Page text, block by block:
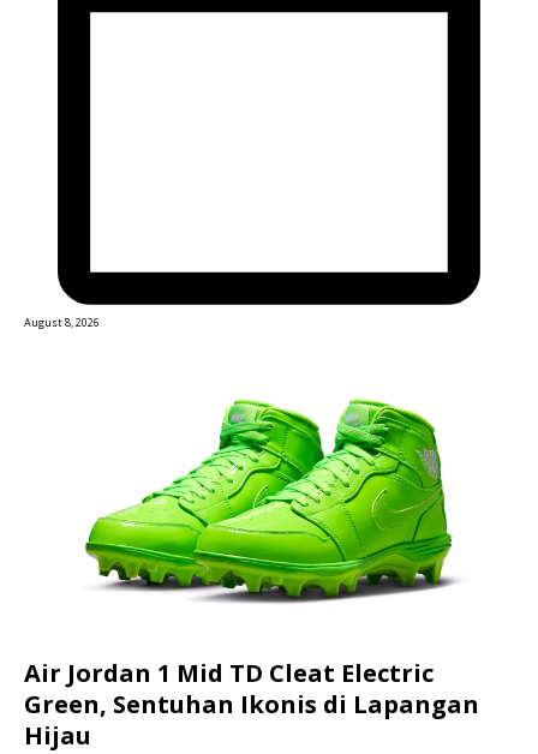
August 8, 2026
Air Jordan 1 Mid TD Cleat Electric
Green, Sentuhan Ikonis di Lapangan
Hijau